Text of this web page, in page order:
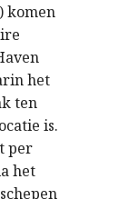
komen
het
ten
is.
per
het